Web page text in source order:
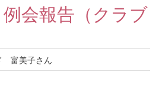
会報告（クラブ
富美子さん